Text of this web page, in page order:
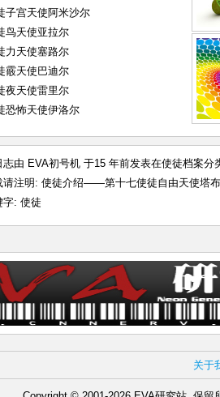
宫天使阿米沙尔
天使亚拉尔
天使塞路尔
天使巴迪尔
天使雷里尔
怖天使伊洛尔
志由 EVA初号机 于15 年前发表在使徒档案分
请注明: 使徒介绍——第十七使徒自由天使塔
字: 使徒
关于